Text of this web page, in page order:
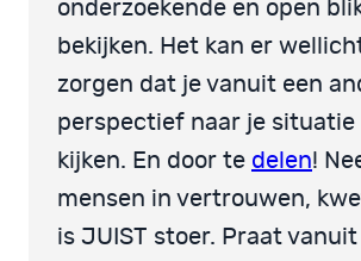
onderzoekende en open
bekijken. Het kan er
zorgen dat je vanuit een
perspectief naar je situatie
kijken. En door te delen!
mensen in vertrouwen,
is JUIST stoer. Praat